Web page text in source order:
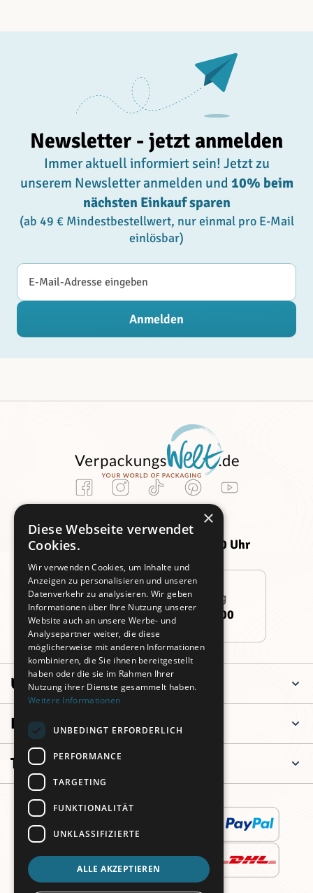
Newsletter - jetzt anmelden
Immer aktuell informiert sein! Jetzt zu
unserem Newsletter anmelden und 10% beim
nächsten Einkauf sparen
(ab 49 € Mindestbestellwert, nur einmal pro E-Mail
einlösbar)
E-Mail-Adresse
Anmelden
Kundenservice
Montag -
Donnerstag:
09:00 - 16:00 Uhr
Freitag:
09:00 - 14:00 Uhr
Persönliche Beratung
+49 (0)911 3260 6700
Unternehmen
Informationen
Top Kategorien
×
Diese Webseite verwendet
Cookies.
Wir verwenden Cookies, um Inhalte und
Anzeigen zu personalisieren und unseren
Datenverkehr zu analysieren. Wir geben
Informationen über Ihre Nutzung unserer
Website auch an unsere Werbe- und
Analysepartner weiter, die diese
möglicherweise mit anderen Informationen
kombinieren, die Sie ihnen bereitgestellt
haben oder die sie im Rahmen Ihrer
Nutzung ihrer Dienste gesammelt haben.
Weitere Informationen
UNBEDINGT ERFORDERLICH
PERFORMANCE
TARGETING
FUNKTIONALITÄT
UNKLASSIFIZIERTE
ALLE AKZEPTIEREN